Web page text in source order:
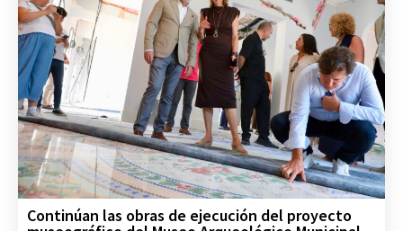
Continúan las obras de ejecución del proyecto